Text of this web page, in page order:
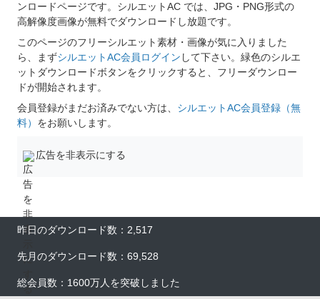
ンロードページです。シルエットAC では、JPG・PNG形式の
高解像度画像が無料でダウンロードし放題です。
このページのフリーシルエット素材・画像が気に入りました
ら、まずシルエットAC会員ログイン して下さい。緑色のシルエ
ットダウンロードボタンをクリックすると、フリーダウンロー
ドが開始されます。
会員登録がまだお済みでない方は、 シルエットAC会員登録（無
料） をお願いします。
広告を非表示にする
昨日のダウンロード数：2,517
先月のダウンロード数：69,528
総会員数：1600万人を突破しました